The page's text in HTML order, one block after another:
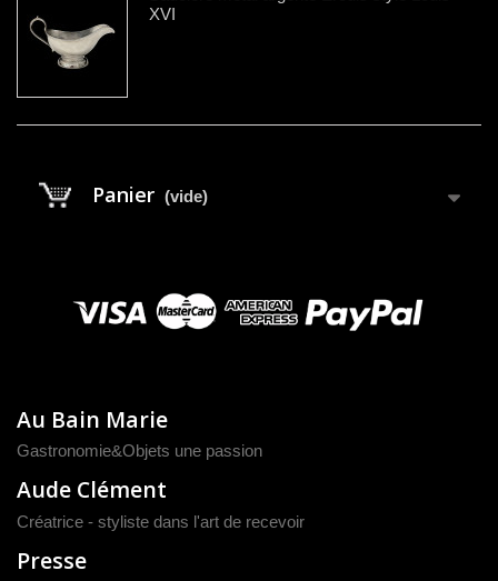
XVI
Panier (vide)
Au Bain Marie
Gastronomie&Objets une passion
Aude Clément
Créatrice - styliste dans l'art de recevoir
Presse